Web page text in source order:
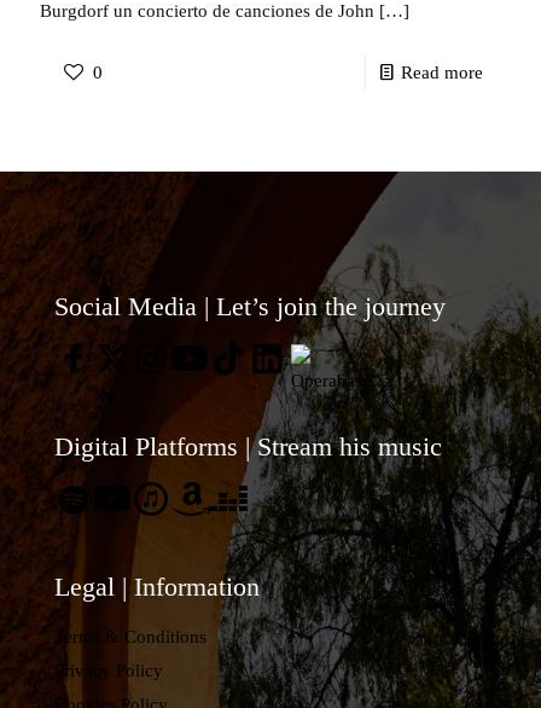
Burgdorf un concierto de canciones de John […]
0 Read more
entorno
a
la
música
del
John
junto
Social Media | Let’s join the journey
Digital Platforms | Stream his music
Legal | Information
Terms & Conditions
Privacy Policy